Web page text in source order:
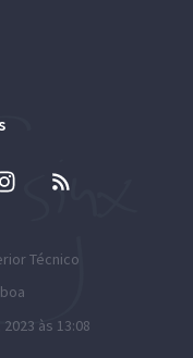
Técnico
às 13:08